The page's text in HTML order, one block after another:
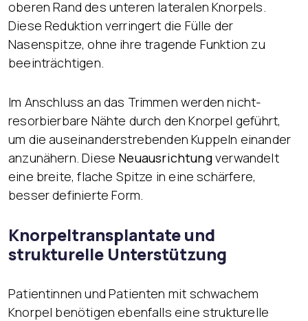
oberen Rand des unteren lateralen Knorpels.
Diese Reduktion verringert die Fülle der
Nasenspitze, ohne ihre tragende Funktion zu
beeinträchtigen.
Im Anschluss an das Trimmen werden nicht-
resorbierbare Nähte durch den Knorpel geführt,
um die auseinanderstrebenden Kuppeln einander
anzunähern. Diese Neuausrichtungverwandelt
eine breite, flache Spitze in eine schärfere,
besser definierte Form.
Knorpeltransplantate und
strukturelle Unterstützung
Patientinnen und Patienten mit schwachem
Knorpel benötigen ebenfalls eine strukturelle